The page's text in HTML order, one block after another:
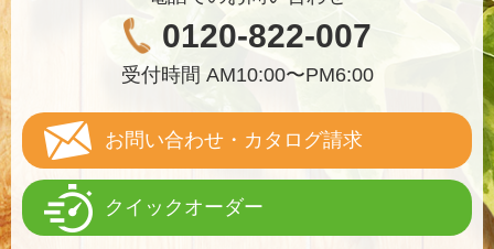
0120-822-007
受付時間 AM10:00〜PM6:00
お問い合わせ・カタログ請求
クイックオーダー